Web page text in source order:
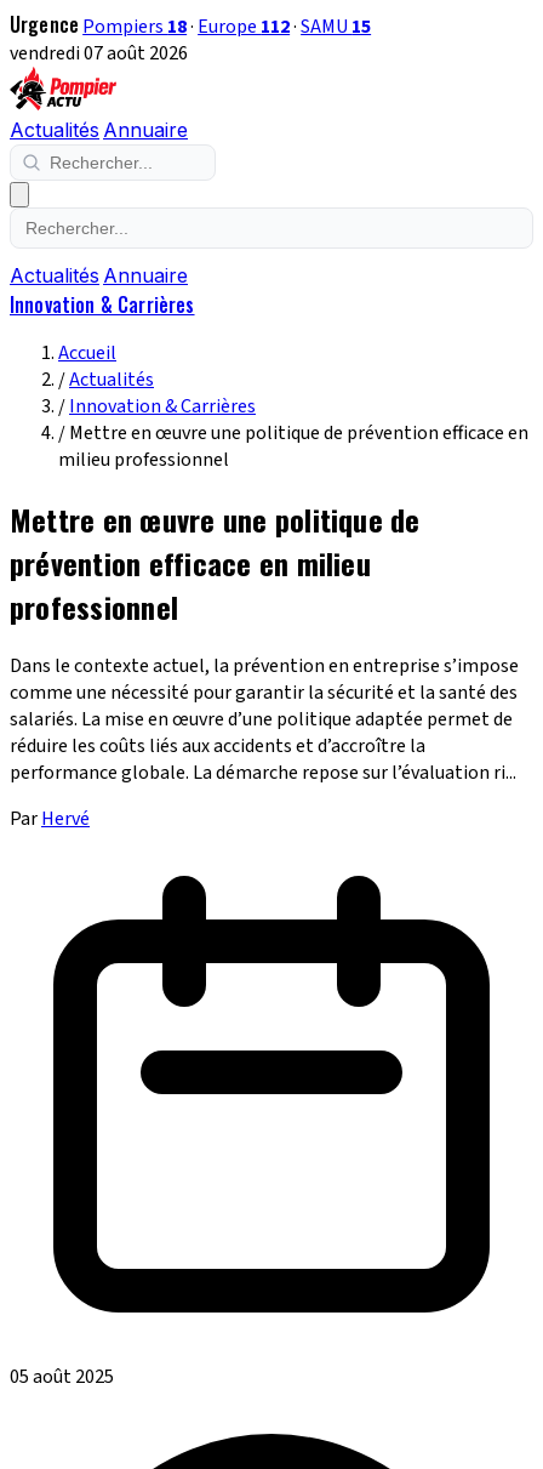
Urgence Pompiers 18· Europe 112·SAMU 15
vendredi 07 août 2026
Actualités Annuaire
Actualités Annuaire
Innovation & Carrières
Accueil
/Actualités
/Innovation & Carrières
/Mettre en œuvre une politique de prévention efficace en
milieu professionnel
Mettre en œuvre une politique de
prévention efficace en milieu
professionnel
Dans le contexte actuel, la prévention en entreprise s’impose
comme une nécessité pour garantir la sécurité et la santé des
salariés. La mise en œuvre d’une politique adaptée permet de
réduire les coûts liés aux accidents et d’accroître la
performance globale. La démarche repose sur l’évaluation ri...
ParHervé
05 août 2025